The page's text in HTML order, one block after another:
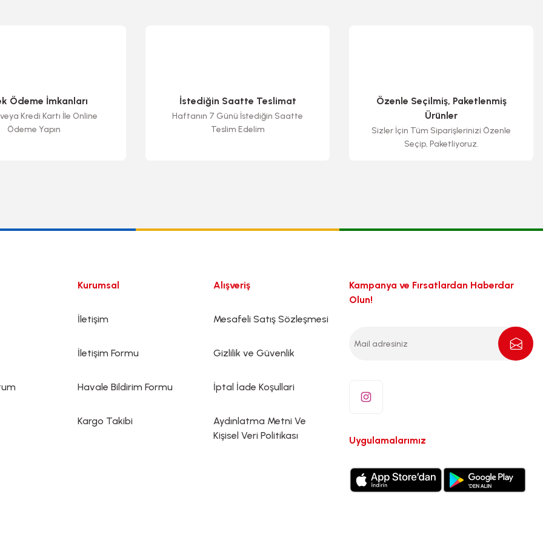
Ödeme İmkanları
Kredi Kartı İle Online
Ödeme Yapın
İstediğin Saatte Teslimat
Haftanın 7 Günü İstediğin Saatte
Teslim Edelim
Özenle Seçilmiş, Paketlenmiş
Ürünler
Sizler İçin Tüm Siparişlerinizi Özenle
Seçip, Paketliyoruz.
Kurumsal
İletişim
İletişim Formu
Havale Bildirim Formu
Kargo Takibi
Alışveriş
Mesafeli Satış Sözleşmesi
Gizlilik ve Güvenlik
İptal İade Koşullari
Aydınlatma Metni Ve
Kişisel Veri Politikası
Kampanya ve Fırsatlardan Haberdar
Olun!
Uygulamalarımız